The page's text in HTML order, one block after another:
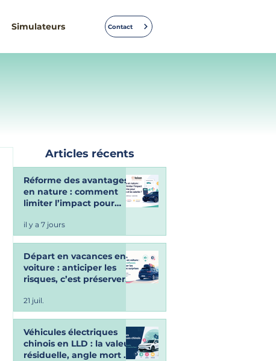
Simulateurs Contact
Articles récents
Réforme des avantages
en nature : comment
limiter l’impact pour
? Retour sur le webinaire
Shiftmove du 7 juillet
il y a 7 jours
Départ en vacances en
voiture : anticiper les
risques, c’est préserver
21 juil.
Véhicules électriques
chinois en LLD : la valeur
résiduelle, angle mort du